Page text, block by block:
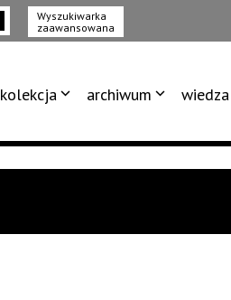
Wyszukiwarka
zaawansowana
kolekcja archiwum wiedza